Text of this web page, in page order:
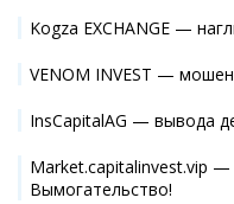
Kogza EXCHANGE —
VENOM INVEST —
InsCapitalAG — вывода
Market.capitalinvest.vip
Вымогательство!